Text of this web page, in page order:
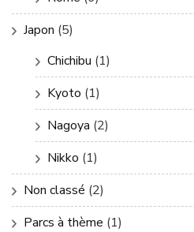
Japon (5)
Chichibu (1)
Kyoto (1)
Nagoya (2)
Nikko (1)
Non classé (2)
Parcs à thème (1)